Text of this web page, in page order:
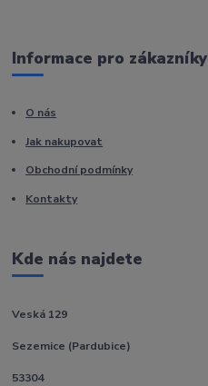
Informace pro zákazníky
O nás
Jak nakupovat
Obchodní podmínky
Kontakty
Kde nás najdete
Veská 129
Sezemice (Pardubice)
53304